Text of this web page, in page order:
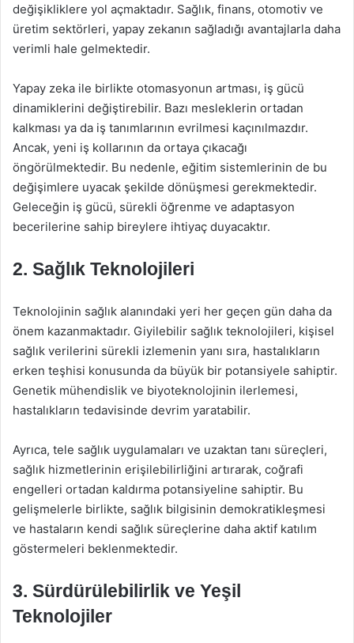
değişikliklere yol açmaktadır. Sağlık, finans, otomotiv ve
üretim sektörleri, yapay zekanın sağladığı avantajlarla daha
verimli hale gelmektedir.
Yapay zeka ile birlikte otomasyonun artması, iş gücü
dinamiklerini değiştirebilir. Bazı mesleklerin ortadan
kalkması ya da iş tanımlarının evrilmesi kaçınılmazdır.
Ancak, yeni iş kollarının da ortaya çıkacağı
öngörülmektedir. Bu nedenle, eğitim sistemlerinin de bu
değişimlere uyacak şekilde dönüşmesi gerekmektedir.
Geleceğin iş gücü, sürekli öğrenme ve adaptasyon
becerilerine sahip bireylere ihtiyaç duyacaktır.
2. Sağlık Teknolojileri
Teknolojinin sağlık alanındaki yeri her geçen gün daha da
önem kazanmaktadır. Giyilebilir sağlık teknolojileri, kişisel
sağlık verilerini sürekli izlemenin yanı sıra, hastalıkların
erken teşhisi konusunda da büyük bir potansiyele sahiptir.
Genetik mühendislik ve biyoteknolojinin ilerlemesi,
hastalıkların tedavisinde devrim yaratabilir.
Ayrıca, tele sağlık uygulamaları ve uzaktan tanı süreçleri,
sağlık hizmetlerinin erişilebilirliğini artırarak, coğrafi
engelleri ortadan kaldırma potansiyeline sahiptir. Bu
gelişmelerle birlikte, sağlık bilgisinin demokratikleşmesi
ve hastaların kendi sağlık süreçlerine daha aktif katılım
göstermeleri beklenmektedir.
3. Sürdürülebilirlik ve Yeşil
Teknolojiler